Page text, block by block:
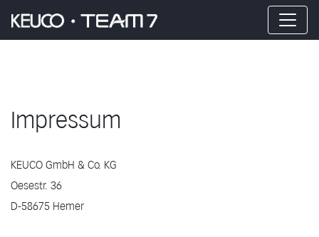
Impressum
KEUCO GmbH & Co. KG
Oesestr. 36
D-58675 Hemer